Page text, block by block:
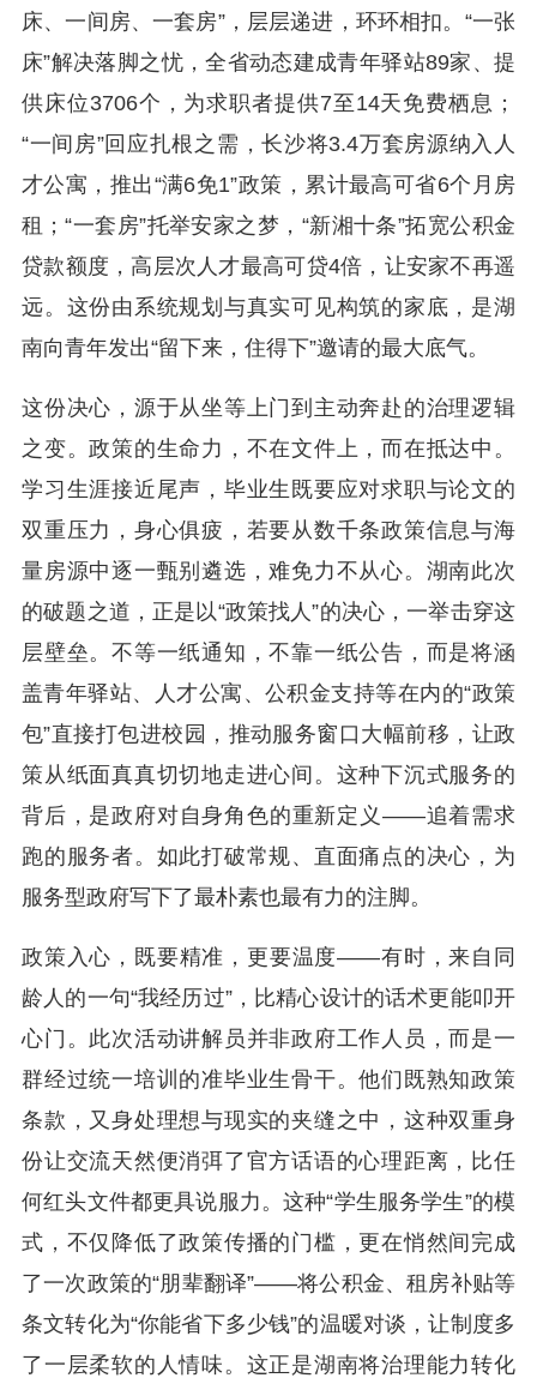
床、一间房、一套房”，层层递进，环环相扣。“一张
床”解决落脚之忧，全省动态建成青年驿站89家、提
供床位3706个，为求职者提供7至14天免费栖息；
“一间房”回应扎根之需，长沙将3.4万套房源纳入人
才公寓，推出“满6免1”政策，累计最高可省6个月房
租；“一套房”托举安家之梦，“新湘十条”拓宽公积金
贷款额度，高层次人才最高可贷4倍，让安家不再遥
远。这份由系统规划与真实可见构筑的家底，是湖
南向青年发出“留下来，住得下”邀请的最大底气。
这份决心，源于从坐等上门到主动奔赴的治理逻辑
之变。政策的生命力，不在文件上，而在抵达中。
学习生涯接近尾声，毕业生既要应对求职与论文的
双重压力，身心俱疲，若要从数千条政策信息与海
量房源中逐一甄别遴选，难免力不从心。湖南此次
的破题之道，正是以“政策找人”的决心，一举击穿这
层壁垒。不等一纸通知，不靠一纸公告，而是将涵
盖青年驿站、人才公寓、公积金支持等在内的“政策
包”直接打包进校园，推动服务窗口大幅前移，让政
策从纸面真真切切地走进心间。这种下沉式服务的
背后，是政府对自身角色的重新定义——追着需求
跑的服务者。如此打破常规、直面痛点的决心，为
服务型政府写下了最朴素也最有力的注脚。
政策入心，既要精准，更要温度——有时，来自同
龄人的一句“我经历过”，比精心设计的话术更能叩开
心门。此次活动讲解员并非政府工作人员，而是一
群经过统一培训的准毕业生骨干。他们既熟知政策
条款，又身处理想与现实的夹缝之中，这种双重身
份让交流天然便消弭了官方话语的心理距离，比任
何红头文件都更具说服力。这种“学生服务学生”的模
式，不仅降低了政策传播的门槛，更在悄然间完成
了一次政策的“朋辈翻译”——将公积金、租房补贴等
条文转化为“你能省下多少钱”的温暖对谈，让制度多
了一层柔软的人情味。这正是湖南将治理能力转化